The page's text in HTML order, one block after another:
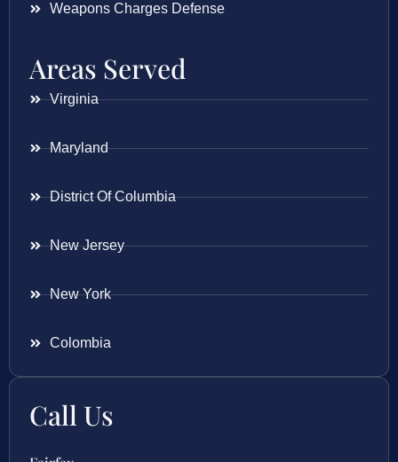
Weapons Charges Defense
Areas Served
Virginia
Maryland
District Of Columbia
New Jersey
New York
Colombia
Call Us